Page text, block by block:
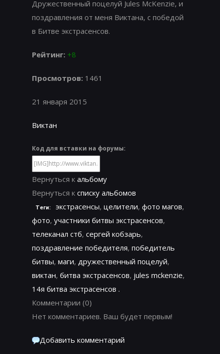
Дружественный поцелуй Jules McKenzie, и
поздравления от меня Виктана, с победой
в Битве экстрасенсов.
Рейтинг: +8
Просмотров: 1461
21 января 2015
Виктан
Код для вставки на форумы:
Вернуться к альбому
Вернуться к списку альбомов
Теги: экстрасенсы, целители, фото магов,
фото, участники битвы экстрасенсов,
телеканал стб, сергей кобзарь,
поздравление победителя, победитель
битвы, маги, дружественный поцелуй,
виктан, битва экстрасенсов, jules mckenzie,
14я битва экстрасенсов .
Комментарии (0)
Нет комментариев. Ваш будет первым!
Добавить комментарий